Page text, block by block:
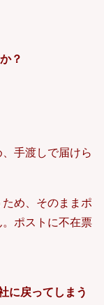
？
手渡しで届けら
め、そのままポ
ポストに不在票
に戻ってしまう